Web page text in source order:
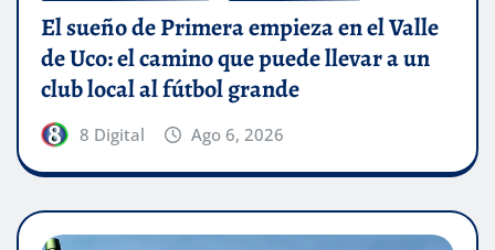
El sueño de Primera empieza en el Valle
de Uco: el camino que puede llevar a un
club local al fútbol grande
8 Digital Ago 6, 2026